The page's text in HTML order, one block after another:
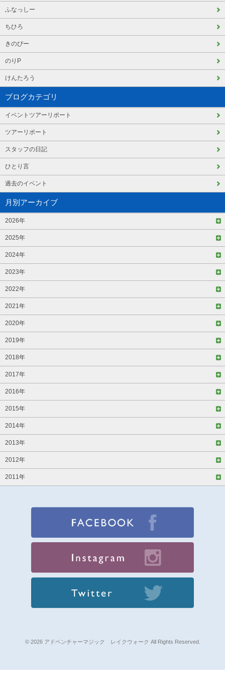
ふなっしー
ちひろ
きのぴー
のりP
けんたろう
ブログカテゴリ
イベントツアーリポート
ツアーリポート
スタッフの日記
ひとり言
過去のイベント
月別アーカイブ
2026年
2025年
2024年
2023年
2022年
2021年
2020年
2019年
2018年
2017年
2016年
2015年
2014年
2013年
2012年
2011年
© 2026 アドベンチャーマジック レイクウォーク All Rights Reserved.